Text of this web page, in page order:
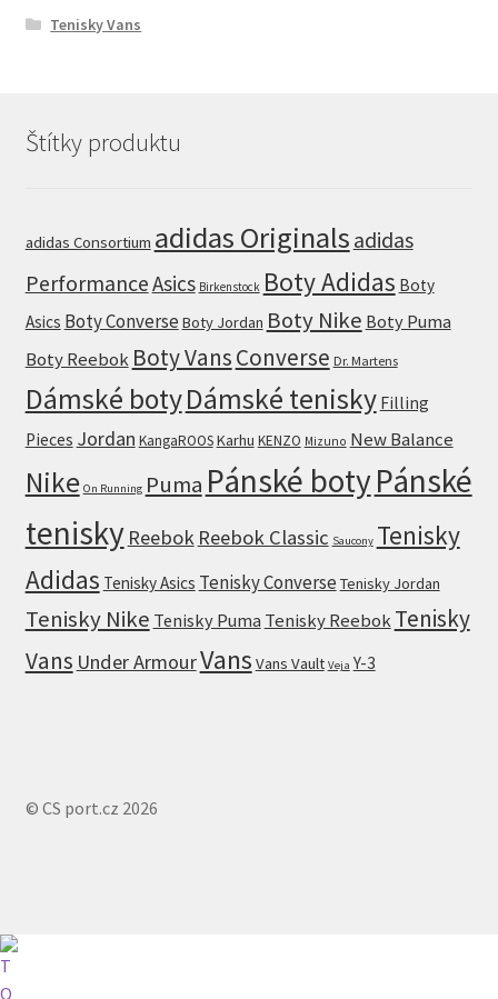
Tenisky Vans
Štítky produktu
adidas Consortium adidas Originals adidas
PerformanceAsics Birkenstock Boty Adidas Boty
Asics Boty Converse Boty Jordan Boty Nike Boty Puma
Boty Reebok Boty VansConverse Dr. Martens
Dámské botyDámské tenisky Filling
Pieces Jordan KangaROOSKarhu KENZO Mizuno New Balance
Nike On Running Puma Pánské botyPánské
tenisky Reebok Reebok Classic Saucony Tenisky
Adidas Tenisky Asics Tenisky Converse Tenisky Jordan
Tenisky Nike Tenisky Puma Tenisky Reebok Tenisky
Vans Under ArmourVans Vans Vault Veja Y-3
© CS port.cz 2026